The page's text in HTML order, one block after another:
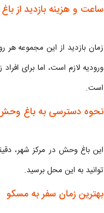
ساعت و هزینه بازدید از
است.
نحوه دسترسی به باغ
توانید به این محل برسید.
بهترین زمان سفر به مسکو